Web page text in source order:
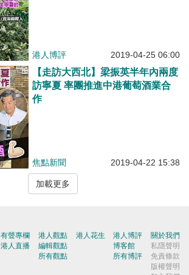
港人博評 2019-04-25 06:00
【走訪大西北】梁振英半年內兩度
訪寧夏 率團推進中港葡萄酒業合
作
焦點新聞 2019-04-22 15:38
加載更多
有聲專欄
港人直播
港人觀點
編輯觀點
所有觀點
港人花生
港人博評
博客館
所有博評
關於我們
私隱聲明
免責條款
版權聲明